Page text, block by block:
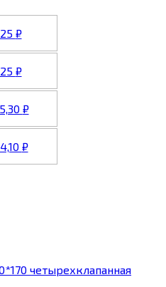
25 ₽
25 ₽
₽
₽
четырехклапанная